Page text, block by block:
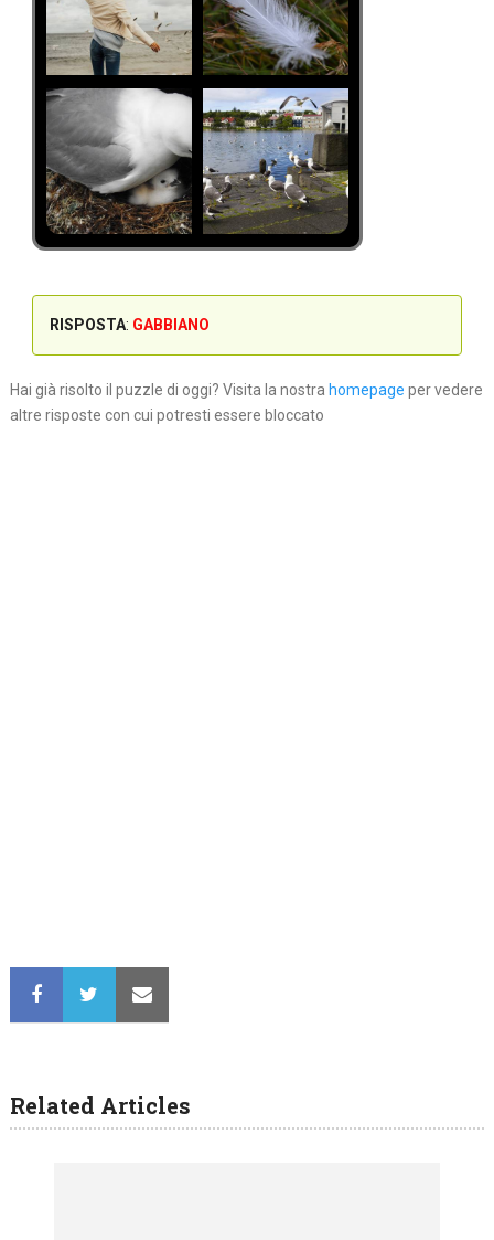
RISPOSTA: GABBIANO
Hai già risolto il puzzle di oggi? Visita la nostra homepage per vedere
altre risposte con cui potresti essere bloccato
Related Articles